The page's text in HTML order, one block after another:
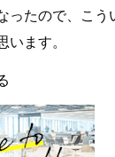
ったので、こう
ます。